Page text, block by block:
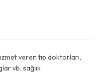
veren tıp doktorları,
vb. sağlık